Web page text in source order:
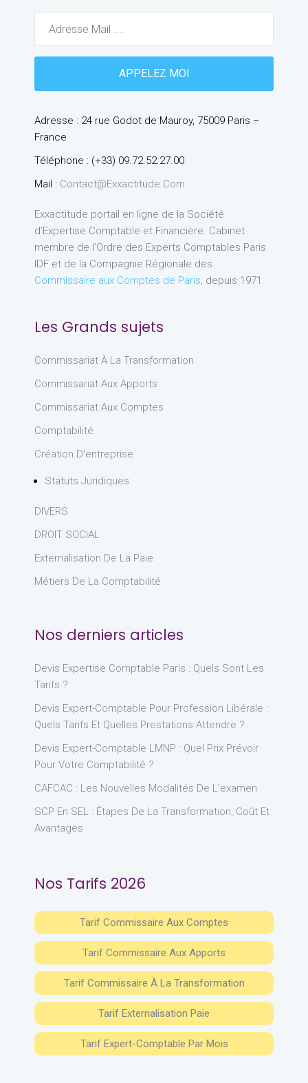
Adresse : 24 rue Godot de Mauroy, 75009 Paris –
France
Téléphone : (+33) 09.72.52.27.00
Mail : Contact@exxactitude.com
Exxactitude portail en ligne de la Société
d’Expertise Comptable et Financière. Cabinet
membre de l’Ordre des Experts Comptables Paris
IDF et de la Compagnie Régionale des
Commissaire aux Comptes de Paris, depuis 1971.
Les Grands sujets
Commissariat À La Transformation
Commissariat Aux Apports
Commissariat Aux Comptes
Comptabilité
Création D'entreprise
Statuts Juridiques
DIVERS
DROIT SOCIAL
Externalisation De La Paie
Métiers De La Comptabilité
Nos derniers articles
Devis Expertise Comptable Paris : Quels Sont Les
Tarifs ?
Devis Expert-Comptable Pour Profession Libérale :
Quels Tarifs Et Quelles Prestations Attendre ?
Devis Expert-Comptable LMNP : Quel Prix Prévoir
Pour Votre Comptabilité ?
CAFCAC : Les Nouvelles Modalités De L’examen
SCP En SEL : Étapes De La Transformation, Coût Et
Avantages
Nos Tarifs 2026
Tarif Commissaire Aux Comptes
Tarif Commissaire Aux Apports
Tarif Commissaire À La Transformation
Tarif Externalisation Paie
Tarif Expert-Comptable Par Mois